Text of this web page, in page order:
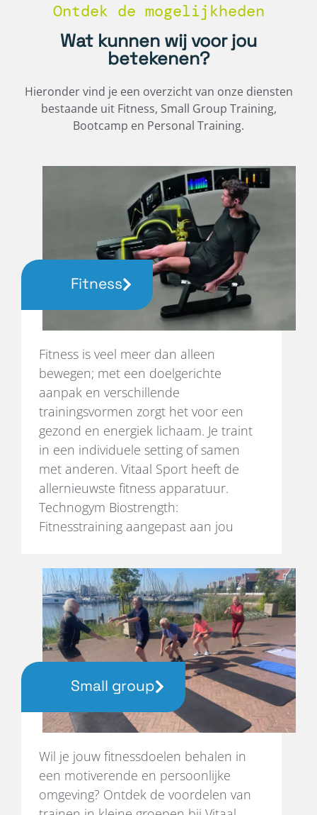
Ontdek de mogelijkheden
Wat kunnen wij voor jou
betekenen?
Hieronder vind je een overzicht van onze diensten
bestaande uit Fitness, Small Group Training,
Bootcamp en Personal Training.
Fitness
Fitness is veel meer dan alleen
bewegen; met een doelgerichte
aanpak en verschillende
trainingsvormen zorgt het voor een
gezond en energiek lichaam. Je traint
in een individuele setting of samen
met anderen. Vitaal Sport heeft de
allernieuwste fitness apparatuur.
Technogym Biostrength:
Fitnesstraining aangepast aan jou
Small group
Wil je jouw fitnessdoelen behalen in
een motiverende en persoonlijke
omgeving? Ontdek de voordelen van